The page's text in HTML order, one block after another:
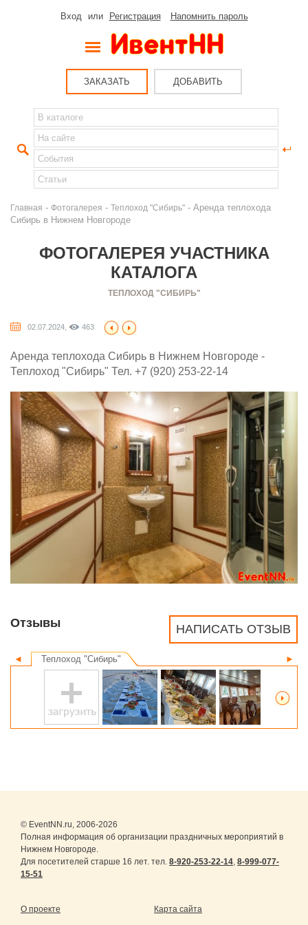
Вход или Регистрация Напомнить пароль
ЗАКАЗАТЬ ДОБАВИТЬ
Главная - Фотогалерея - Теплоход "Сибирь" - Аренда теплохода
Сибирь в Нижнем Новгороде
ФОТОГАЛЕРЕЯ УЧАСТНИКА
КАТАЛОГА
ТЕПЛОХОД "СИБИРЬ"
02.07.2024, 463
Аренда теплохода Сибирь в Нижнем Новгороде -
Теплоход "Сибирь" Тел. +7 (920) 253-22-14
НАПИСАТЬ ОТЗЫВ
Отзывы
◄ ►
Теплоход "Сибирь"
© EventNN.ru, 2006-2026
Полная информация об организации праздничных мероприятий в
Нижнем Новгороде.
Для посетителей старше 16 лет. тел. 8-920-253-22-14, 8-999-077-
15-51
О проекте Карта сайта